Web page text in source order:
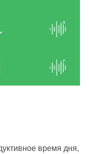
время дня,